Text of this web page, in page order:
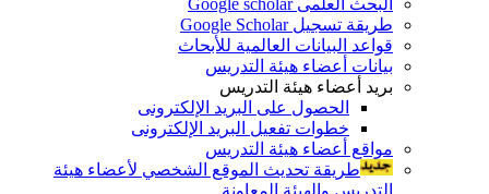
طريقة تسجيل Google Scholar
قواعد البيانات العالمية للأبحاث
بيانات أعضاء هيئة التدريس
بريد أعضاء هيئة التدريس
الحصول على البريد الإلكترونى
خطوات تفعيل البريد الإلكترونى
مواقع أعضاء هيئة التدريس
طريقة تحديث الموقع الشخصي لأعضاء هيئة
التدريس والهيئة المعاونة